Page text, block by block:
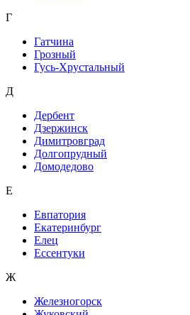
Г
Гатчина
Грозный
Гусь-Хрустальный
Д
Дербент
Дзержинск
Димитровград
Долгопрудный
Домодедово
Е
Евпатория
Екатеринбург
Елец
Ессентуки
Ж
Железногорск